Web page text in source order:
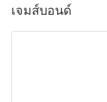
เจมส์บอนด์